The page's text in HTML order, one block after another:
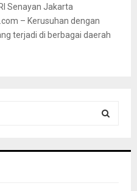
Senayan Jakarta
– Kerusuhan dengan
terjadi di berbagai daerah